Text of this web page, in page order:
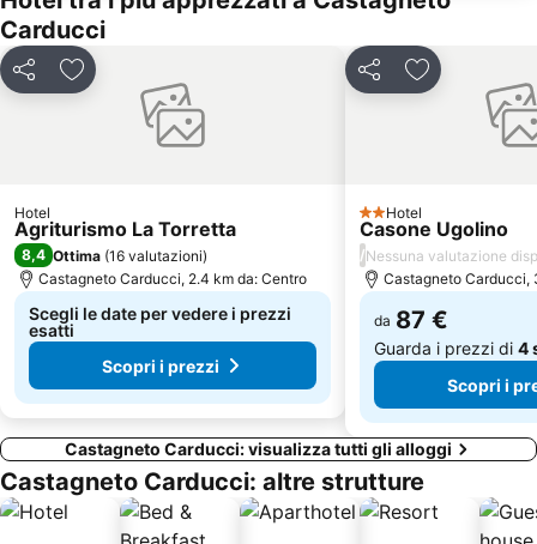
Parco Costiero di Rimigliano
Marina di Castagneto Carducci Lido
Centro Storico di Portoferraio
Teatro del Silenzio
Casetta Civinini Castiglione della Pescaia
Viale dei Cipressi di Bolgheri
Centro storico di Massa Marittima
Spiaggia di Levante
Spiaggia della Conchiglia
Spiaggia di Marciana Marina
Santuario di Montenero
Carducci
CondividiAggiungi ai preferiti
Hotel
Agriturismo La Torretta
8,4 Ottima (16 valutazioni)
Castagneto Carducci, 2.4 km da: Centro
Scegli le date per vedere i prezzi
esatti
Scopri i prezzi
CondividiAggiungi ai
2 Stelle
Hotel
Casone Ugolino
/Nessuna valutazione
Castagneto Carducci,
da 87 €
Guarda i prezzi di 4
Scopri i
Castagneto Carducci: visualizza tutti gli alloggi
Castagneto Carducci: altre strutture